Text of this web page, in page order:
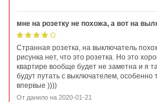
мне на розетку не похожа, а вот на
Странная розетка, на выключатель
рисунка нет, что это розетка. Но это
квартире вообще будет не заметна и я
будут путать с выключателем, особенно
впервые ))))
От данило на 2020-01-21